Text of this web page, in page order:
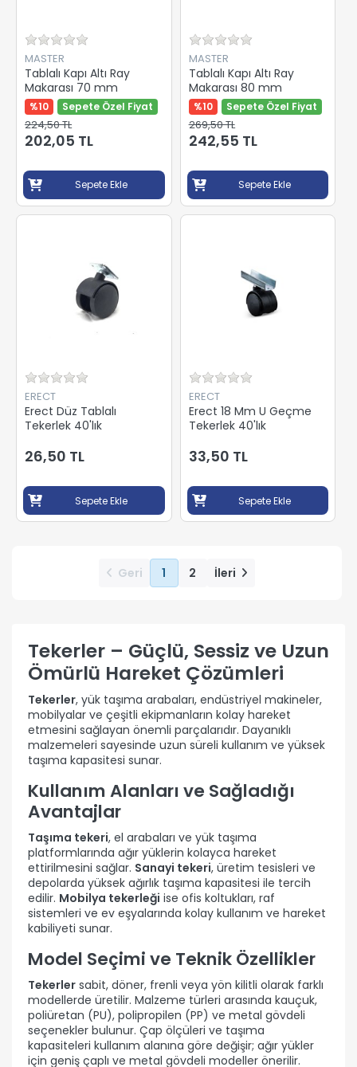
MASTER
Tablalı Kapı Altı Ray
Makarası 70 mm
%10 Sepete Özel Fiyat
224,50 TL
202,05 TL
Sepete Ekle
MASTER
Tablalı Kapı Altı Ray
Makarası 80 mm
%10 Sepete Özel Fiyat
269,50 TL
242,55 TL
Sepete Ekle
ERECT
Erect Düz Tablalı
Tekerlek 40'lık
26,50 TL
Sepete Ekle
ERECT
Erect 18 Mm U Geçme
Tekerlek 40'lık
33,50 TL
Sepete Ekle
Geri 1 2 İleri
Tekerler – Güçlü, Sessiz ve Uzun
Ömürlü Hareket Çözümleri
Tekerler, yük taşıma arabaları, endüstriyel makineler,
mobilyalar ve çeşitli ekipmanların kolay hareket
etmesini sağlayan önemli parçalarıdır. Dayanıklı
malzemeleri sayesinde uzun süreli kullanım ve yüksek
taşıma kapasitesi sunar.
Kullanım Alanları ve Sağladığı
Avantajlar
Taşıma tekeri, el arabaları ve yük taşıma
platformlarında ağır yüklerin kolayca hareket
ettirilmesini sağlar. Sanayi tekeri, üretim tesisleri ve
depolarda yüksek ağırlık taşıma kapasitesi ile tercih
edilir. Mobilya tekerleği ise ofis koltukları, raf
sistemleri ve ev eşyalarında kolay kullanım ve hareket
kabiliyeti sunar.
Model Seçimi ve Teknik Özellikler
Tekerler sabit, döner, frenli veya yön kilitli olarak farklı
modellerde üretilir. Malzeme türleri arasında kauçuk,
poliüretan (PU), polipropilen (PP) ve metal gövdeli
seçenekler bulunur. Çap ölçüleri ve taşıma
kapasiteleri kullanım alanına göre değişir; ağır yükler
için geniş çaplı ve metal gövdeli modeller önerilir.